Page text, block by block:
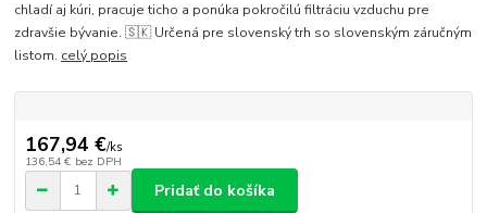
chladí aj kúri, pracuje ticho a ponúka pokročilú filtráciu vzduchu pre
zdravšie bývanie. 🇸🇰 Určená pre slovenský trh so slovenským záručným
listom. celý popis
167,94 €/ks
136,54 € bez DPH
Pridať do košíka